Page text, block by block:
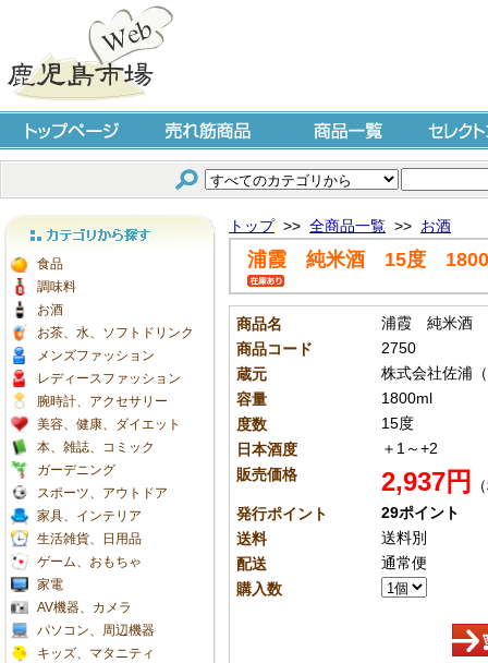
トップページ 売れ筋商品 商品一覧 セレクト
カテゴリから探す
食品
調味料
お酒
お茶、水、ソフトドリンク
メンズファッション
レディースファッション
腕時計、アクセサリー
美容、健康、ダイエット
本、雑誌、コミック
ガーデニング
スポーツ、アウトドア
家具、インテリア
生活雑貨、日用品
ゲーム、おもちゃ
家電
AV機器、カメラ
パソコン、周辺機器
キッズ、マタニティ
トップ>> 全商品一覧 >> お酒
浦霞 純米酒 15度
商品名
浦霞 純米酒
商品コード
2750
蔵元
株式会社佐浦
容量
1800ml
度数
15度
日本酒度
＋1～+2
販売価格
2,937円
発行ポイント
29ポイント
送料
送料別
配送
通常便
購入数